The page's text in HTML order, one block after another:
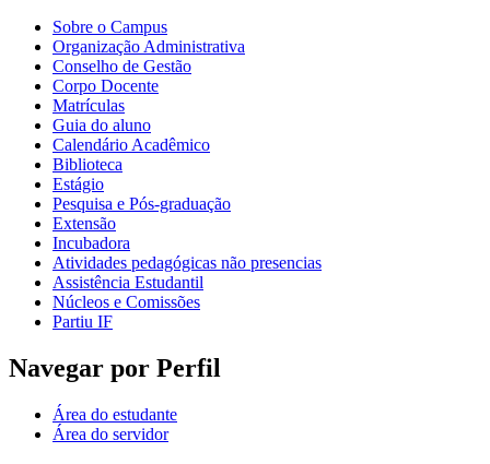
Sobre o Campus
Organização Administrativa
Conselho de Gestão
Corpo Docente
Matrículas
Guia do aluno
Calendário Acadêmico
Biblioteca
Estágio
Pesquisa e Pós-graduação
Extensão
Incubadora
Atividades pedagógicas não presencias
Assistência Estudantil
Núcleos e Comissões
Partiu IF
Navegar por Perfil
Área do estudante
Área do servidor